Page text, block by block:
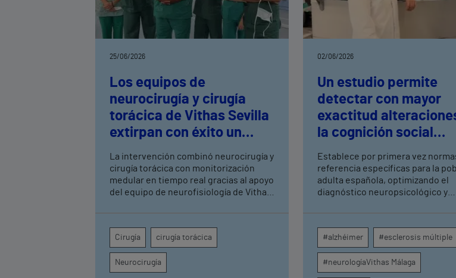
25/06/2026
Los equipos de
neurocirugía y cirugía
torácica de Vithas Sevilla
extirpan con éxito un
neurinoma dorsal
La intervención combinó neurocirugía y
cirugía torácica con monitorización
medular en tiempo real gracias al apoyo
del equipo de neurofisiología de Vithas
piernas, el control de esfínteres y la
sensibilidad desde la cadera hasta la
región perianal
Cirugía cirugía torácica
Neurocirugía
02/06/2026
Un estudio permite
detectar con mayor
exactitud
la cognición social
presentes en el
el párkinson o la
esclerosis múltiple
Establece por primera vez
referencia específicas para la
adulta española, optimizando el
diagnóstico neuropsicológico y
patologías Los resultados publicados
en el portal científico
demuestran que factores como la
edad, el nivel educativo y el sexo
influyen directamente en la
#alzhéimer #esclerosis múltiple
#neurologíaVithas Málaga